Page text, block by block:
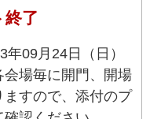
終了
年09月24日（日）
会場毎に開門、開場
ますので、添付のプ